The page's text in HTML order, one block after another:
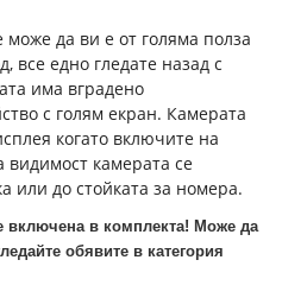
да ви е от голяма полза
все едно гледате назад с
има вградено
с голям екран. Камерата
когато включите на
видимост камерата се
или до стойката за номера.
включена в комплекта! Може да
обявите в категория